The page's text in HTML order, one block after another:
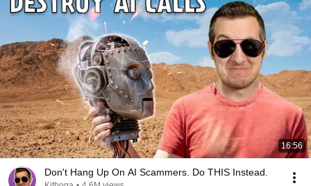
16:56
Don't Hang Up On AI Scammers. Do THIS Instead.